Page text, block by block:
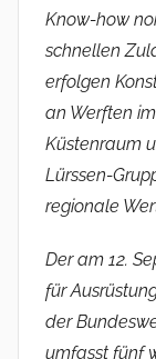
Know-how
schnellen
erfolgen
an Werften
Küstenraum
Lürssen-
regionale
Der am 12.
für
der
umfasst fünf